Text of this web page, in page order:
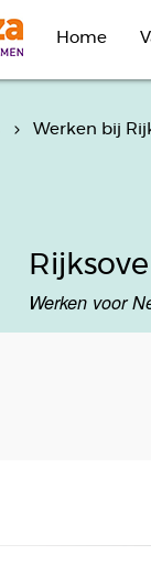
Home
Werken bij
Werken voor